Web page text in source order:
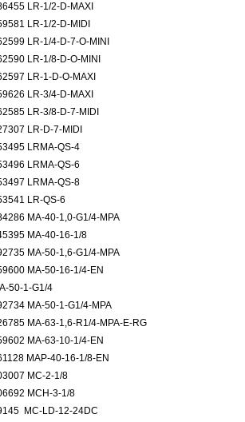
LR-1/2-D-MAXI
LR-1/2-D-MIDI
LR-1/4-D-7-O-MINI
LR-1/8-D-O-MINI
LR-1-D-O-MAXI
LR-3/4-D-MAXI
LR-3/8-D-7-MIDI
LR-D-7-MIDI
LRMA-QS-4
LRMA-QS-6
LRMA-QS-8
LR-QS-6
MA-40-1,0-G1/4-MPA
MA-40-16-1/8
MA-50-1,6-G1/4-MPA
MA-50-16-1/4-EN
50-1-G1/4
MA-50-1-G1/4-MPA
MA-63-1,6-R1/4-MPA-E-RG
MA-63-10-1/4-EN
MAP-40-16-1/8-EN
MC-2-1/8
MCH-3-1/8
MC-LD-12-24DC